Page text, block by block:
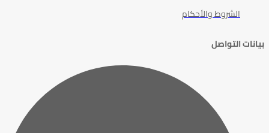
الشروط والأحكام
بيانات التواصل